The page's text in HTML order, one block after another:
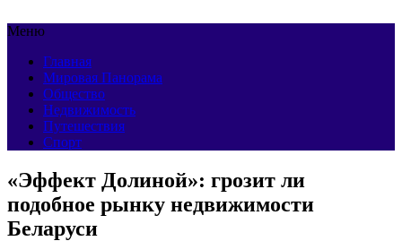
Меню
Главная
Мировая Панорама
Общество
Недвижимость
Путешествия
Спорт
«Эффект Долиной»: грозит ли
подобное рынку недвижимости
Беларуси